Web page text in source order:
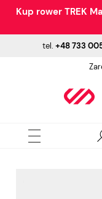
Kup rower TREK
tel. +48 733